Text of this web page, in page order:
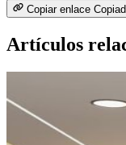
Copiar enlace
Artículos